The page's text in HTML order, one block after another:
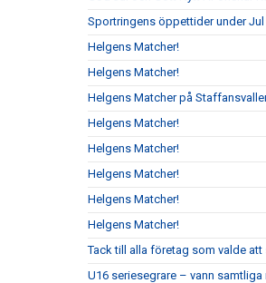
Sportringens öppettider under Jul
Helgens Matcher!
Helgens Matcher!
Helgens Matcher på
Helgens Matcher!
Helgens Matcher!
Helgens Matcher!
Helgens Matcher!
Helgens Matcher!
Tack till alla företag som valde
U16 seriesegrare – vann